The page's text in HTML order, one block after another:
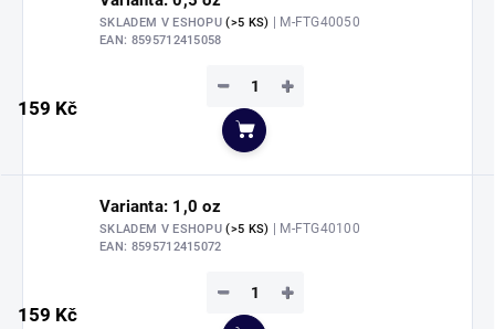
SKLADEM V ESHOPU(>5 KS) | M-FTG40050
EAN: 8595712415058
159 Kč
+
−
Do košíku
Varianta: 1,0 oz
SKLADEM V ESHOPU(>5 KS) | M-FTG40100
EAN: 8595712415072
159 Kč
+
−